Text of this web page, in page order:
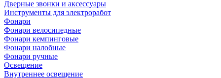
Дверные звонки и аксессуары
Инструменты для электроработ
Фонари
Фонари велосипедные
Фонари кемпинговые
Фонари налобные
Фонари ручные
Освещение
Внутреннее освещение